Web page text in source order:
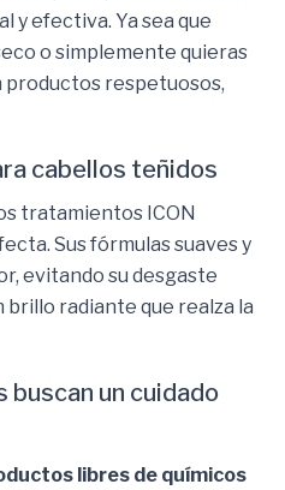
y efectiva. Ya sea que
o simplemente quieras
respetuosos,
cabellos teñidos
tratamientos ICON
Sus fórmulas suaves y
evitando su desgaste
radiante que realza la
buscan un cuidado
libres de químicos